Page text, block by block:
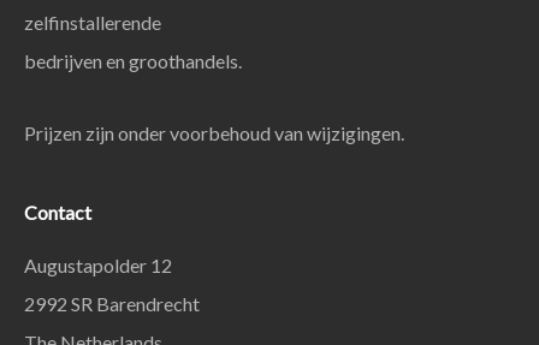
zelfinstallerende
bedrijven en groothandels.
Prijzen zijn onder voorbehoud van wijzigingen.
Contact
Augustapolder 12
2992 SR Barendrecht